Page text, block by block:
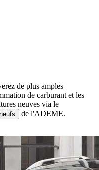
de plus amples
de carburant et les
neuves via le
de l'ADEME.